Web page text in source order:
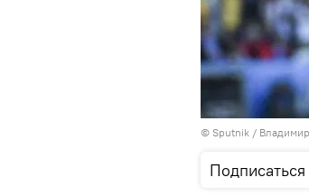
© Sputnik /
Подписаться